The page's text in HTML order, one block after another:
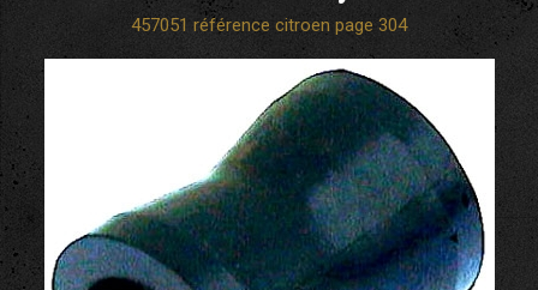
457051 référence citroen page 304